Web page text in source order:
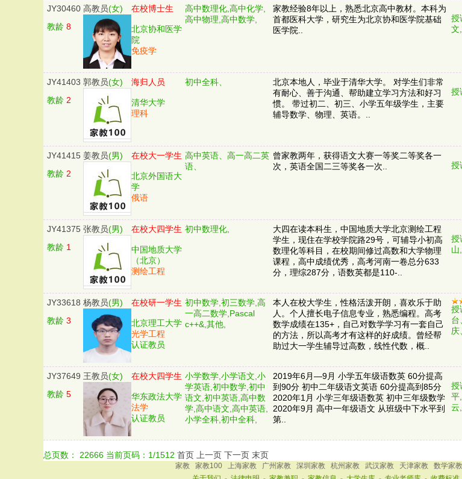
JY30460
教龄 8
高教员(女) 在校博士生
北京协和医学
院
免疫学
高中数理化,高中化学,
高中物理,高中数学,
家教经验8年以上，熟悉北京高中教材。本科为
首都医科大学，研究生为北京协和医学院基础
医学院..
授
文
JY41403
教龄 2
郭教员(女) 海归人员
清华大学
理科
初中全科、
北京本地人，毕业于清华大学。 对学生们非常
有耐心、善于沟通、帮助建立学习方法和好习
惯。 带过初二、初三、小学五年级学生，主要
辅导数学、物理、英语。..
授
JY41415
教龄 2
姜教员(男) 在校大一学生
北京外国语大
学
俄语
高中英语、高一高二英
语、
曾家教两年，获得语文大赛一等奖二等奖各一
次，英语全国二三等奖各一次..
授
JY41375
教龄 1
张教员(男) 在校大四学生
中国地质大学
（北京）
测绘工程
初中数理化,
大四在读本科生，中国地质大学北京测绘工程
学生，现住在学校学院路29号，可辅导小初高
数理化等科目，在校期间修过高数和大学物理
课程，高中成绩优秀，高考河南一卷总分633
分，理综287分，语数英都是110-..
授
山
JY33618
教龄 3
杨教员(男) 在校研一学生
北京理工大学
光学工程
认证教员
初中数学,初三数学,高
一高二数学,Pascal
c++&,其他,
本人在校大学生，性格活泼开朗，喜欢乐于助
人。个人擅长电子信息专业，熟悉编程。高考
数学成绩在135+，自己对数学学习有一套自己
的方法，所以高考才有这样的好成绩。曾经帮
助过大一学生辅导过高数，线性代数，概..
授
台
庆
JY37649
教龄 5
王教员(女) 在校大四学生
华东政法大学
法学
认证教员
小学数学,小学语文,小
学英语,初中数学,初中
语文,初中英语,高中数
学,高中语文,高中英语,
小学全科,初中全科,
2019年6月—9月 小学五年级语数英 60分提高
到90分 初中二年级语文英语 60分提高到85分
2020年1月 小学三年级语数英 初中三年级数学
2020年9月 高中一年级语文 从班级中下水平到
第..
授
平
云
总页数： 22666 当前页码： 1/1512 首页 上一页 下一页 末页
家教 家教100 上海家教 广州家教 深圳家教 杭州家教 武汉家教 天津家教 数学家教